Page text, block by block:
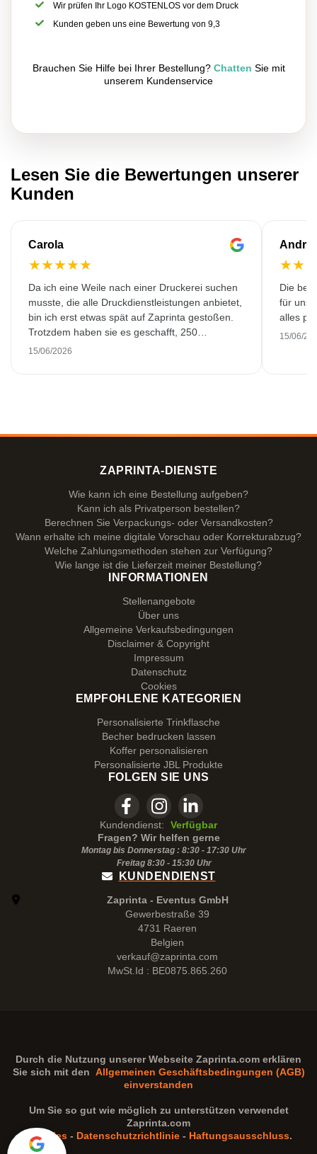
Wir prüfen Ihr Logo KOSTENLOS vor dem Druck
Kunden geben uns eine Bewertung von 9,3
Brauchen Sie Hilfe bei Ihrer Bestellung? Chatten Sie mit
unserem Kundenservice
Lesen Sie die Bewertungen unserer
Kunden
Carola
★★★★★
Da ich eine Weile nach einer Druckerei suchen
musste, die alle Druckdienstleistungen anbietet,
bin ich erst etwas spät auf Zaprinta gestoßen.
Trotzdem haben sie es geschafft, 250
wunderschön bedruckte Emaillebecher
15/06/2026
★★
Die
für
alles
15/06/
ZAPRINTA-DIENSTE
Wie kann ich eine Bestellung aufgeben?
Kann ich als Privatperson bestellen?
Berechnen Sie Verpackungs- oder Versandkosten?
Wann erhalte ich meine digitale Vorschau oder Korrekturabzug?
Welche Zahlungsmethoden stehen zur Verfügung?
Wie lange ist die Lieferzeit meiner Bestellung?
INFORMATIONEN
Stellenangebote
Über uns
Allgemeine Verkaufsbedingungen
Disclaimer & Copyright
Impressum
Datenschutz
Cookies
EMPFOHLENE KATEGORIEN
Personalisierte Trinkflasche
Becher bedrucken lassen
Koffer personalisieren
Personalisierte JBL Produkte
FOLGEN SIE UNS
Kundendienst:
Verfügbar
Fragen? Wir helfen gerne
Montag bis Donnerstag : 8:30 - 17:30 Uhr
Freitag 8:30 - 15:30Uhr
KUNDENDIENST
Zaprinta - Eventus GmbH
Gewerbestraße 39
4731 Raeren
Belgien
verkauf@zaprinta.com
MwSt.Id : BE0875.865.260
Durch die Nutzung unserer Webseite Zaprinta.com erklären
Sie sich mit den Allgemeinen Geschäftsbedingungen (AGB)
einverstanden
Um Sie so gut wie möglich zu unterstützen verwendet
Zaprinta.com
Cookies - Datenschutzrichtlinie - Haftungsausschluss.